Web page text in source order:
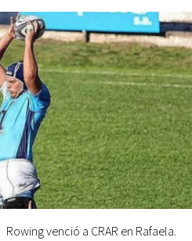
Rowing venció a CRAR en Rafaela.